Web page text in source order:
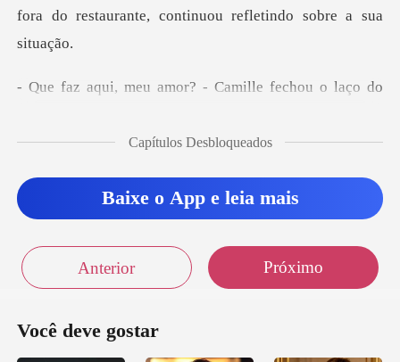
Sair
Baixar App amor? - Camille fech
Capítulos Desbloqueados
Baixe o App e leia mais
Anterior Próximo
Você deve gostar